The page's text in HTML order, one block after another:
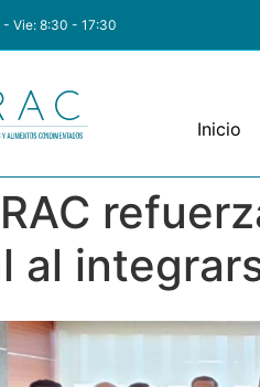
- Vie: 8:30 - 17:30
Inicio
al